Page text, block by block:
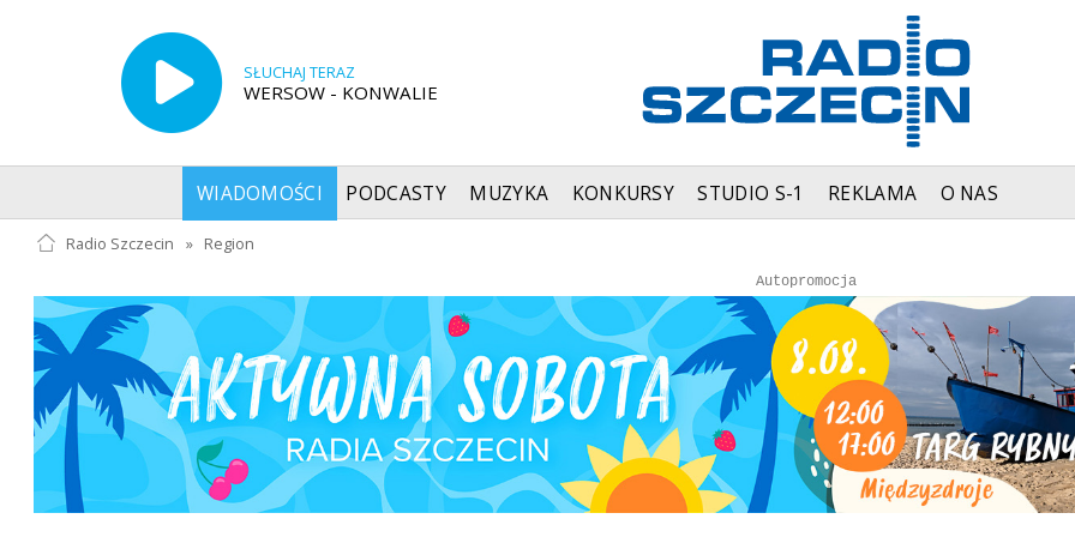
SŁUCHAJ TERAZ
WERSOW - KONWALIE
WIADOMOŚCI PODCASTY MUZYKA KONKURSY STUDIO S-1 REKLAMA O NAS
Radio Szczecin » Region
Autopromocja
Reklama
Autopromocja